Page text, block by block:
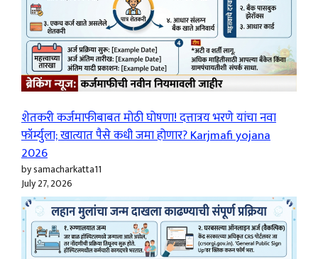
शेतकरी कर्जमाफीबाबत मोठी घोषणा! दत्तात्रय भरणे यांचा नवा
फॉर्म्युला; खात्यात पैसे कधी जमा होणार? Karjmafi yojana
2026
by samacharkatta11
July 27, 2026